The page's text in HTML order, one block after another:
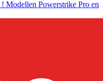
! Modellen Powerstrike Pro en